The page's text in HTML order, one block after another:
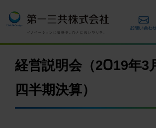
経営説明会（2019年3
四半期決算）